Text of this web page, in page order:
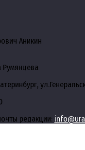
Аникин
Румянцева
редакции: